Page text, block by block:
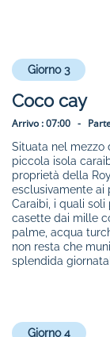
Giorno 3
Coco cay
Arrivo :07:00 -
Situata nel mezzo
piccola isola
proprietà della
esclusivamente ai
Caraibi, i quali
casette dai mille
palme, acqua
non resta che
splendida
Giorno 4